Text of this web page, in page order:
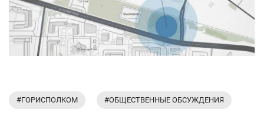
#ГОРИСПОЛКОМ #ОБЩЕСТВЕННЫЕ ОБСУЖДЕНИЯ